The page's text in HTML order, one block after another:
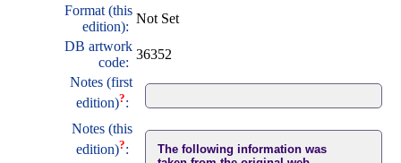
Format (this
edition):
Not Set
DB artwork
code:
36352
Notes (first
edition)?:
Notes (this
edition)?:
The following information was